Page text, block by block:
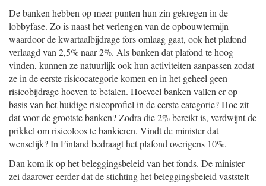
De banken hebben op meer punten hun zin gekregen in de
lobbyfase. Zo is naast het verlengen van de opbouwtermijn
waardoor de kwartaalbijdrage fors omlaag gaat, ook het plafond
verlaagd van 2,5% naar 2%. Als banken dat plafond te hoog
vinden, kunnen ze natuurlijk ook hun activiteiten aanpassen zodat
ze in de eerste risicocategorie komen en in het geheel geen
risicobijdrage hoeven te betalen. Hoeveel banken vallen er op
basis van het huidige risicoprofiel in de eerste categorie? Hoe zit
dat voor de grootste banken? Zodra die 2% bereikt is, verdwijnt de
prikkel om risicoloos te bankieren. Vindt de minister dat
wenselijk? In Finland bedraagt het plafond overigens 10%.
Dan kom ik op het beleggingsbeleid van het fonds. De minister
zei daarover eerder dat de stichting het beleggingsbeleid vaststelt